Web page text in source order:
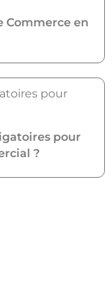
Commerce en
pour
?